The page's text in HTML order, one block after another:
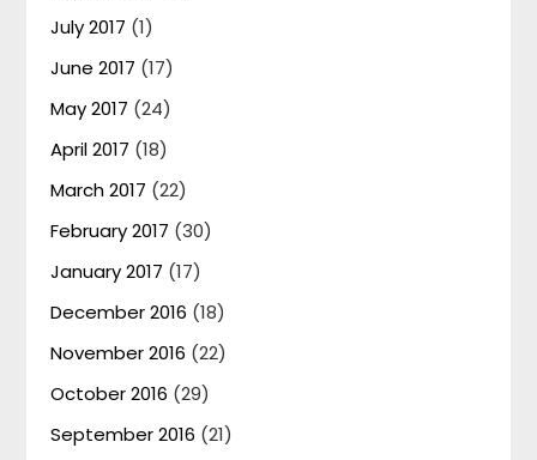
July 2017 (1)
June 2017 (17)
May 2017 (24)
April 2017 (18)
March 2017 (22)
February 2017 (30)
January 2017 (17)
December 2016 (18)
November 2016 (22)
October 2016 (29)
September 2016 (21)